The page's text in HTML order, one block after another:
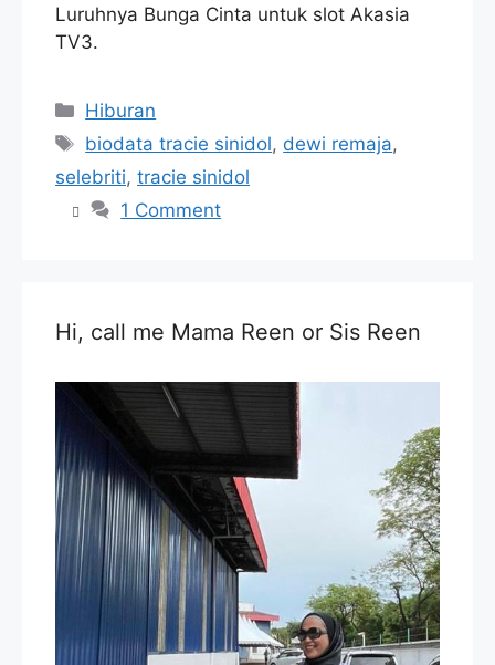
Luruhnya Bunga Cinta untuk slot Akasia
TV3.
Categories
Hiburan
Tags
biodata tracie sinidol, dewi remaja,
selebriti, tracie sinidol
1 Comment
Hi, call me Mama Reen or Sis Reen